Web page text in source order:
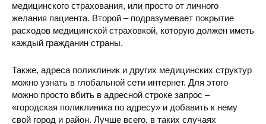
Детская городская
медицинского страхования, или просто от личного
желания пациента. Второй – подразумевает покрытие
расходов медицинской страховкой, которую должен иметь
каждый гражданин страны.
Также, адреса поликлиник и других медицинских структур
можно узнать в глобальной сети интернет. Для этого
можно просто вбить в адресной строке запрос –
«городская поликлиника по адресу» и добавить к нему
свой город и район. Лучше всего, в таких случаях